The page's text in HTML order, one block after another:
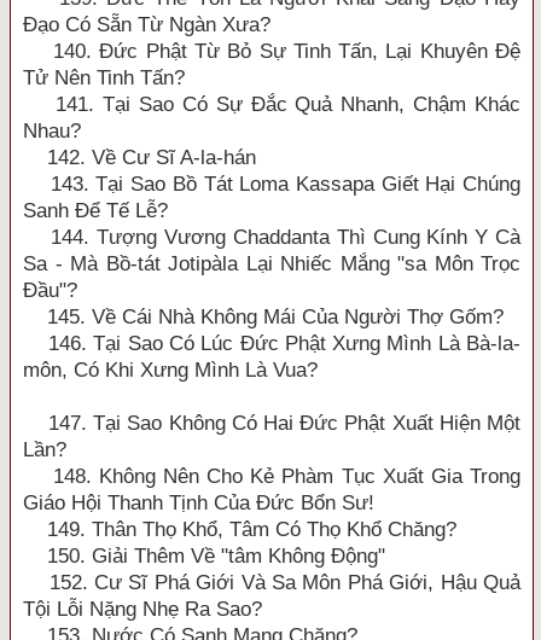
Đạo Có Sẵn Từ Ngàn Xưa?
140. Đức Phật Từ Bỏ Sự Tinh Tấn, Lại Khuyên Đệ
Tử Nên Tinh Tấn?
141. Tại Sao Có Sự Đắc Quả Nhanh, Chậm Khác
Nhau?
142. Về Cư Sĩ A-la-hán
143. Tại Sao Bồ Tát Loma Kassapa Giết Hại Chúng
Sanh Để Tế Lễ?
144. Tượng Vương Chaddanta Thì Cung Kính Y Cà
Sa - Mà Bồ-tát Jotipàla Lại Nhiếc Mắng "sa Môn Trọc
Đầu"?
145. Về Cái Nhà Không Mái Của Người Thợ Gốm?
146. Tại Sao Có Lúc Đức Phật Xưng Mình Là Bà-la-
môn, Có Khi Xưng Mình Là Vua?
147. Tại Sao Không Có Hai Đức Phật Xuất Hiện Một
Lần?
148. Không Nên Cho Kẻ Phàm Tục Xuất Gia Trong
Giáo Hội Thanh Tịnh Của Đức Bổn Sư!
149. Thân Thọ Khổ, Tâm Có Thọ Khổ Chăng?
150. Giải Thêm Về "tâm Không Động"
152. Cư Sĩ Phá Giới Và Sa Môn Phá Giới, Hậu Quả
Tội Lỗi Nặng Nhẹ Ra Sao?